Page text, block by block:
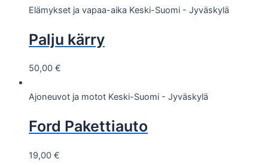
Elämykset ja vapaa-aika Keski-Suomi - Jyväskylä
Palju kärry
50,00 €
Ajoneuvot ja motot Keski-Suomi - Jyväskylä
Ford Pakettiauto
19,00 €